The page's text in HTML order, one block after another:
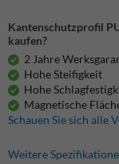
Kantenschutzprofil
kaufen?
2 Jahre
Hohe Steifigkeit
Hohe
Magnetische
Schauen Sie sich alle
Weitere